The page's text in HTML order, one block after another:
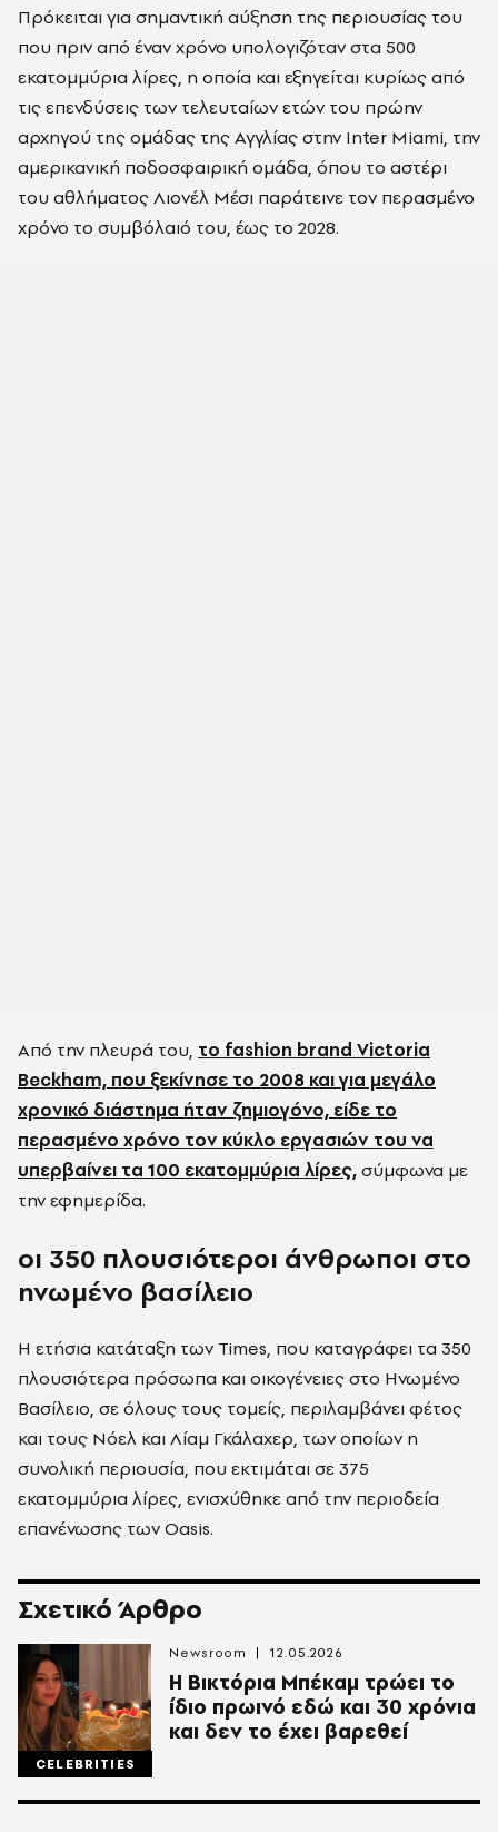
Πρόκειται για σημαντική αύξηση της περιουσίας του
που πριν από έναν χρόνο υπολογιζόταν στα 500
εκατομμύρια λίρες, η οποία και εξηγείται κυρίως από
τις επενδύσεις των τελευταίων ετών του πρώην
αρχηγού της ομάδας της Αγγλίας στην Inter Miami, την
αμερικανική ποδοσφαιρική ομάδα, όπου το αστέρι
του αθλήματος Λιονέλ Μέσι παράτεινε τον περασμένο
χρόνο το συμβόλαιό του, έως το 2028.
Από την πλευρά του, το fashion brand Victoria
Beckham, που ξεκίνησε το 2008 και για μεγάλο
χρονικό διάστημα ήταν ζημιογόνο, είδε το
περασμένο χρόνο τον κύκλο εργασιών του να
υπερβαίνει τα 100 εκατομμύρια λίρες,σύμφωνα με
την εφημερίδα.
οι 350 πλουσιότεροι άνθρωποι στο
ηνωμένο βασίλειο
Η ετήσια κατάταξη των Times, που καταγράφει τα 350
πλουσιότερα πρόσωπα και οικογένειες στο Ηνωμένο
Βασίλειο, σε όλους τους τομείς, περιλαμβάνει φέτος
και τους Νόελ και Λίαμ Γκάλαχερ, των οποίων η
συνολική περιουσία, που εκτιμάται σε 375
εκατομμύρια λίρες, ενισχύθηκε από την περιοδεία
επανένωσης των Oasis.
Σχετικό Άρθρο
CELEBRITIES
Η Βικτόρια Μπέκαμ τρώει το
ίδιο πρωινό εδώ και 30 χρόνια
και δεν το έχει βαρεθεί
Newsroom 12.05.2026